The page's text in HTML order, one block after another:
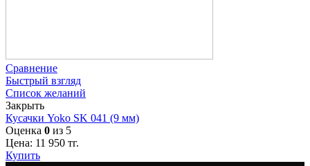
Сравнение
Быстрый взгляд
Список желаний
Закрыть
Кусачки Yoko SK 041 (9 мм)
Оценка 0 из 5
Цена: 11 950 тг.
Купить